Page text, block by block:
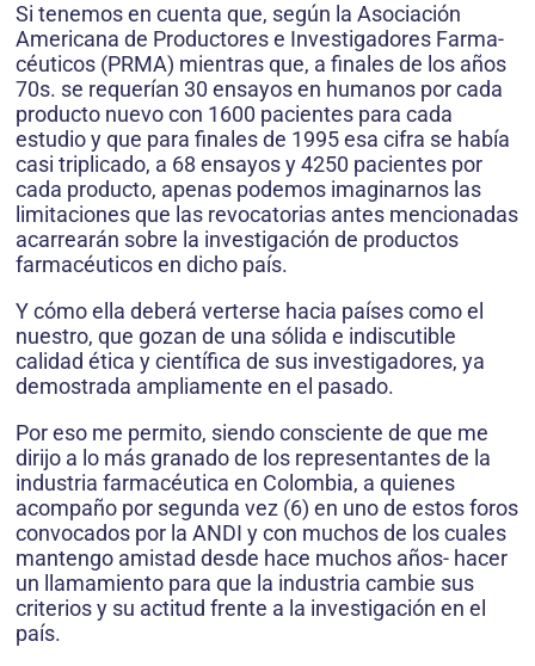
Si tenemos en cuenta que, según la Asociación
Americana de Productores e Investigadores Farma-
céuticos (PRMA) mientras que, a finales de los años
70s. se requerían 30 ensayos en humanos por cada
producto nuevo con 1600 pacientes para cada
estudio y que para finales de 1995 esa cifra se había
casi triplicado, a 68 ensayos y 4250 pacientes por
cada producto, apenas podemos imaginarnos las
limitaciones que las revocatorias antes mencionadas
acarrearán sobre la investigación de productos
farmacéuticos en dicho país.
Y cómo ella deberá verterse hacia países como el
nuestro, que gozan de una sólida e indiscutible
calidad ética y científica de sus investigadores, ya
demostrada ampliamente en el pasado.
Por eso me permito, siendo consciente de que me
dirijo a lo más granado de los representantes de la
industria farmacéutica en Colombia, a quienes
acompaño por segunda vez (6) en uno de estos foros
convocados por la ANDI y con muchos de los cuales
mantengo amistad desde hace muchos años- hacer
un llamamiento para que la industria cambie sus
criterios y su actitud frente a la investigación en el
país.